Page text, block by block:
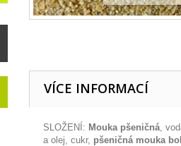
VÍCE INFORMACÍ
SLOŽENÍ: Mouka pšeničná,
a olej, cukr, pšeničná mouka